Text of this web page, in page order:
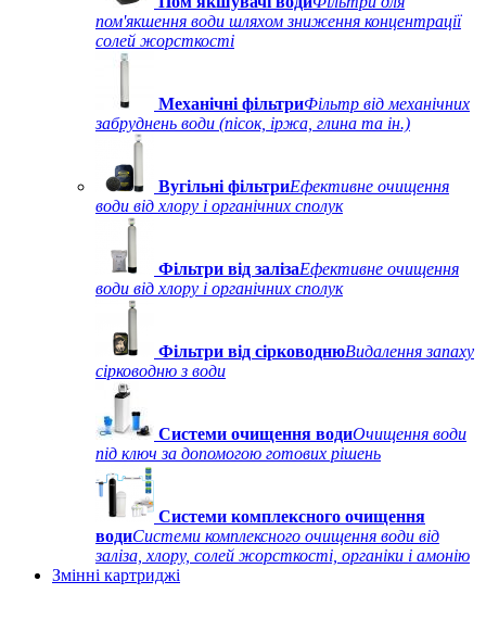
пом'якшення води шляхом зниження концентрації
солей жорсткості
Механічні фільтриФільтр від механічних
забруднень води (пісок, іржа, глина та ін.)
Вугільні фільтриЕфективне очищення
води від хлору і органічних сполук
Фільтри від залізаЕфективне очищення
води від хлору і органічних сполук
Фільтри від сірководнюВидалення запаху
сірководню з води
Системи очищення водиОчищення води
під ключ за допомогою готових рішень
Системи комплексного очищення
водиСистеми комплексного очищення води від
заліза, хлору, солей жорсткості, органіки і амонію
Змінні картриджі